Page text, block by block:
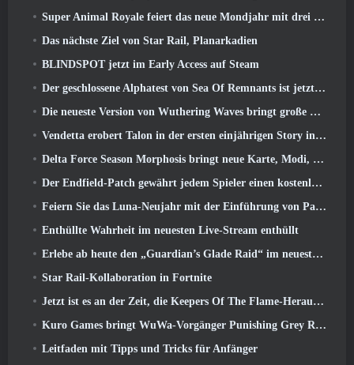
Super Animal Royale feiert das neue Mondjahr mit drei Wochen voller Super-Pferde-Events
Das nächste Ziel von Star Rail, Planarkadien
BLINDSPOT jetzt im Early Access auf Steam
Der geschlossene Alphatest von Sea Of Remnants ist jetzt live
Die neueste Version von Wuthering Waves bringt große Lore-Drops und QoL-Änderungen
Vendetta erobert Talon in der ersten einjährigen Story in Overwatch zurück (Keine „2“, Blizzard lässt das fallen)
Delta Force Season Morphosis bringt neue Karte, Modi, Und von Spielern gewünschte Verbesserungen
Der Endfield-Patch gewährt jedem Spieler einen kostenlosen Sechs-Sterne-Charakter seiner Wahl
Feiern Sie das Luna-Neujahr mit der Einführung von Palia’s Winter Wonder: Riffrocin‘ Neujahrs-Update
Enthüllte Wahrheit im neuesten Live-Stream enthüllt
Erlebe ab heute den „Guardian’s Glade Raid“ im neuesten Update von Guild Wars 2
Star Rail-Kollaboration in Fortnite
Jetzt ist es an der Zeit, die Keepers Of The Flame-Herausforderungen in Path of Exile während Legacy Of Phrecia zu meistern
Kuro Games bringt WuWa-Vorgänger Punishing Grey Raven auf Steam
Leitfaden mit Tipps und Tricks für Anfänger